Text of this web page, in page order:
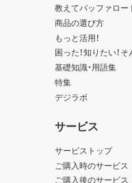
教えてバッファロー
商品の選び方
もっと活用！
困った！知りたい！
基礎知識・用語集
特集
デジラボ
サービス
サービストップ
ご購入時のサービス
ご購入後のサービス